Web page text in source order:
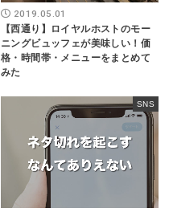
2019.05.01
【西通り】ロイヤルホストのモー
ニングビュッフェが美味しい！価
格・時間帯・メニューをまとめて
みた
SNS